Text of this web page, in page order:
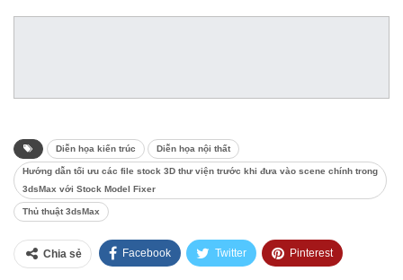
Diễn họa kiến trúc Diễn họa nội thất
Hướng dẫn tối ưu các file stock 3D thư viện trước khi đưa vào scene chính trong
3dsMax với Stock Model Fixer
Thủ thuật 3dsMax
Chia sẻ Facebook Twitter Pinterest